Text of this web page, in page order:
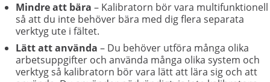
Mindre att bära – Kalibratorn bör vara multifunktionell
så att du inte behöver bära med dig flera separata
verktyg ute i fältet.
Lätt att använda – Du behöver utföra många olika
arbetsuppgifter och använda många olika system och
verktyg så kalibratorn bör vara lätt att lära sig och att